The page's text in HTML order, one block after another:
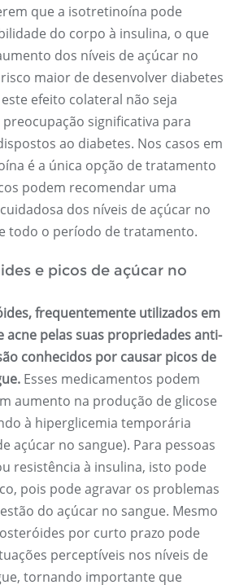
que a isotretinoína pode
do corpo à insulina, o que
dos níveis de açúcar no
maior de desenvolver diabetes
efeito colateral não seja
significativa para
ao diabetes. Nos casos em
é a única opção de tratamento
podem recomendar uma
dos níveis de açúcar no
todo o período de tratamento.
e picos de açúcar no
frequentemente utilizados em
pelas suas propriedades anti-
conhecidos por causar picos de
Esses medicamentos podem
aumento na produção de glicose
à hiperglicemia temporária
açúcar no sangue). Para pessoas
resistência à insulina, isto pode
pois pode agravar os problemas
do açúcar no sangue. Mesmo
por curto prazo pode
perceptíveis nos níveis de
tornando importante que